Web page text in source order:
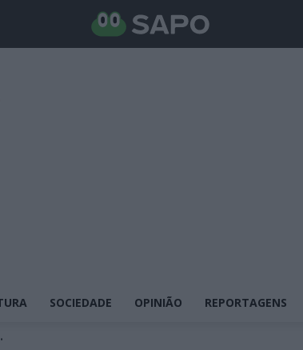
SOCIEDADE OPINIÃO REPORTAGENS